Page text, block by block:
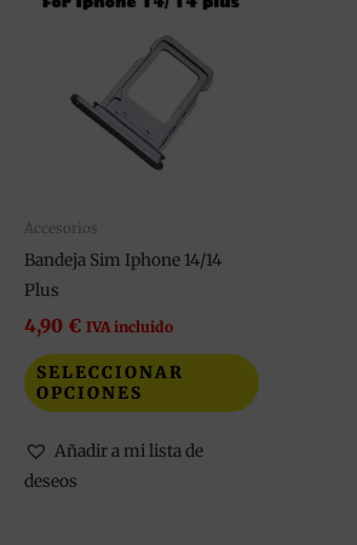
Accesorios
Bandeja Sim Iphone 14/14
Plus
4,90 € IVA incluido
SELECCIONAR
OPCIONES
de
Añadir a mi lista de
deseos